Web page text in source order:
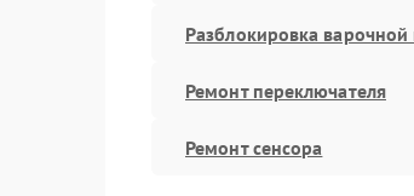
Разблокировка варочной
Ремонт переключателя
Ремонт сенсора